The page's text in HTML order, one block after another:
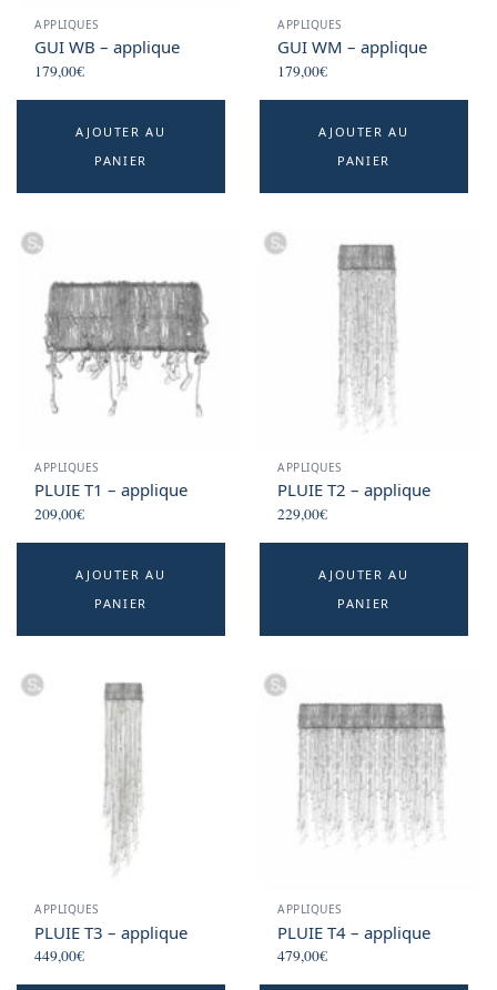
APPLIQUES
GUI WB – applique
179,00€
AJOUTER AU
PANIER
APPLIQUES
GUI WM – applique
179,00€
AJOUTER AU
PANIER
APPLIQUES
PLUIE T1 – applique
209,00€
AJOUTER AU
PANIER
APPLIQUES
PLUIE T2 – applique
229,00€
AJOUTER AU
PANIER
APPLIQUES
PLUIE T3 – applique
449,00€
APPLIQUES
PLUIE T4 – applique
479,00€